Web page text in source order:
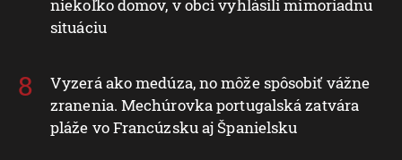
niekoľko domov, v obci vyhlásili mimoriadnu
situáciu
Vyzerá ako medúza, no môže spôsobiť vážne
zranenia. Mechúrovka portugalská zatvára
pláže vo Francúzsku aj Španielsku